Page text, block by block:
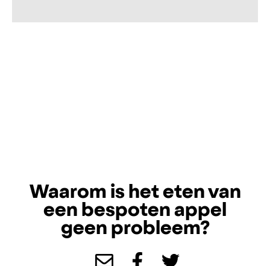
Waarom is het eten van
een bespoten appel
geen probleem?